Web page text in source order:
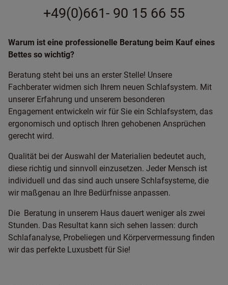
+49(0)661- 90 15 66 55
Warum ist eine professionelle Beratung beim Kauf eines
Bettes so wichtig?
Beratung steht bei uns an erster Stelle! Unsere
Fachberater widmen sich Ihrem neuen Schlafsystem. Mit
unserer Erfahrung und unserem besonderen
Engagement entwickeln wir für Sie ein Schlafsystem, das
ergonomisch und optisch Ihren gehobenen Ansprüchen
gerecht wird.
Qualität bei der Auswahl der Materialien bedeutet auch,
diese richtig und sinnvoll einzusetzen. Jeder Mensch ist
individuell und das sind auch unsere Schlafsysteme, die
wir maßgenau an Ihre Bedürfnisse anpassen.
Die Beratung in unserem Haus dauert weniger als zwei
Stunden. Das Resultat kann sich sehen lassen: durch
Schlafanalyse, Probeliegen und Körpervermessung finden
wir das perfekte Luxusbett für Sie!